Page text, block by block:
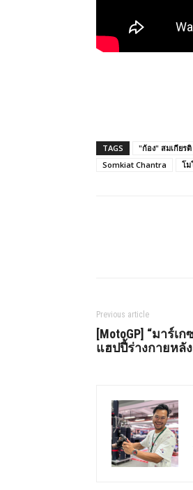
TAGS "ก้อง" สมเกียร
Somkiat Chantra
โม
Previous article
[MotoGP] “มาร์
แฮปปี้ร่างกายหลั